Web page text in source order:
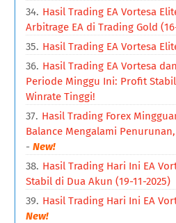
Hasil Trading EA Vortesa
Arbitrage EA di Trading Gold
Hasil Trading EA Vortesa
Hasil Trading EA Vortesa
Periode Minggu Ini: Profit
Winrate Tinggi!
Hasil Trading Forex
Balance Mengalami
-New!
Hasil Trading Hari Ini EA
Stabil di Dua Akun (19-11-2025)
Hasil Trading Hari Ini EA
New!